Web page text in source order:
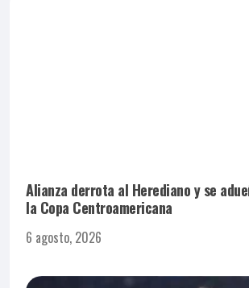
Alianza derrota al Herediano y se
la Copa Centroamericana
6 agosto, 2026